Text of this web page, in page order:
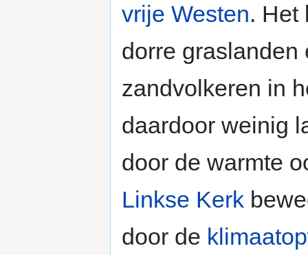
vrije Westen. Het
dorre
zandvolkeren in
daardoor weinig
door de warmte
Linkse Kerk
door de